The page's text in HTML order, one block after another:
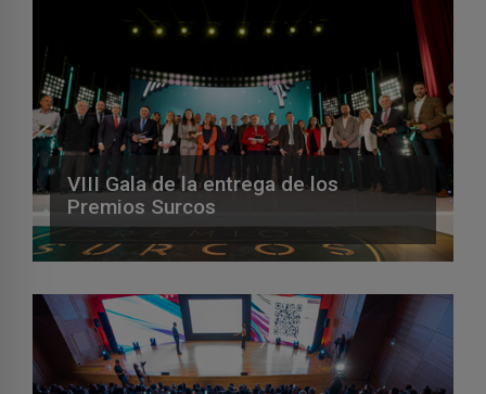
VIII Gala de la entrega de los
Premios Surcos